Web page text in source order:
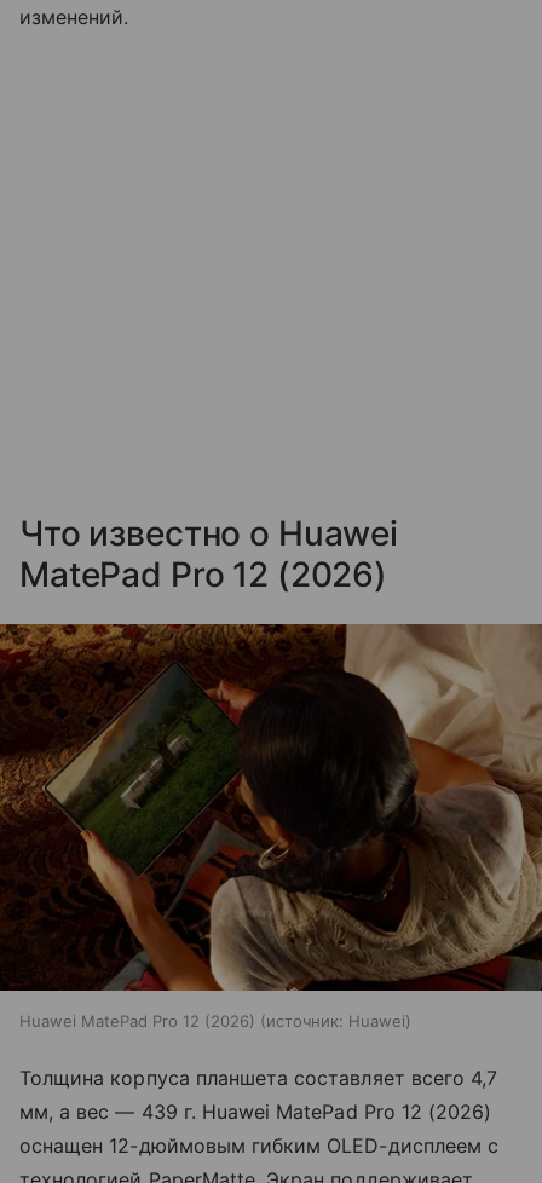
изменений.
Что известно о Huawei
MatePad Pro 12 (2026)
Huawei MatePad Pro 12 (2026) источник: Huawei
Толщина корпуса планшета составляет всего 4,7
мм, а вес — 439 г. Huawei MatePad Pro 12 (2026)
оснащен 12-дюймовым гибким OLED-дисплеем с